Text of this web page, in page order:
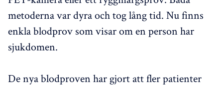
metoderna var dyra och tog lång tid. Nu finns
enkla blodprov som visar om en person har
sjukdomen.
De nya blodproven har gjort att fler patienter